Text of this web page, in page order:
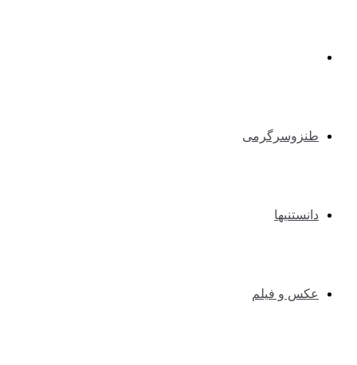
طنزوسرگرمی
دانستنیها
عکس و فیلم